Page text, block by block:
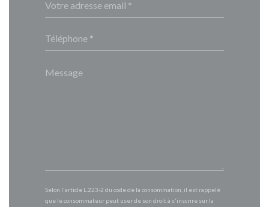
Selon l'article L.223-2 du code de la consommation, il est rappelé
que le consommateur peut user de son droit à s'inscrire sur la